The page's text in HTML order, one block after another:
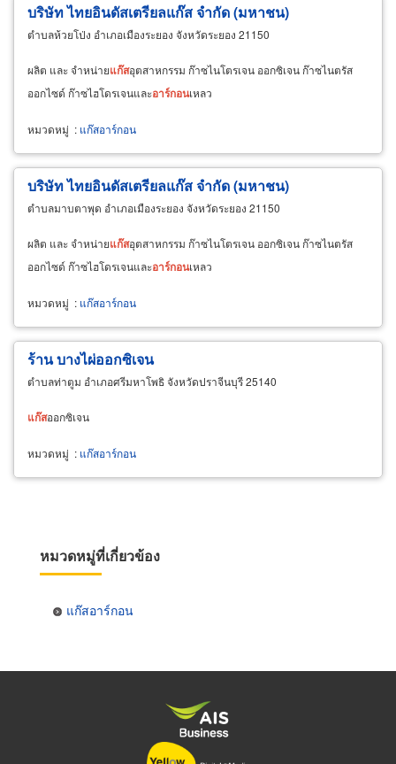
บริษัท ไทยอินดัสเตรียลแก๊ส จำกัด (มหาชน)
ตำบลห้วยโป่ง อำเภอเมืองระยอง จังหวัดระยอง 21150
ผลิต และ จำหน่ายแก๊สอุตสาหกรรม ก๊าซไนโตรเจน ออกซิเจน ก๊าซไนตรัส
ออกไซด์ ก๊าซไฮโดรเจนและอาร์กอนเหลว
หมวดหมู่ : แก๊สอาร์กอน
บริษัท ไทยอินดัสเตรียลแก๊ส จำกัด (มหาชน)
ตำบลมาบตาพุด อำเภอเมืองระยอง จังหวัดระยอง 21150
ผลิต และ จำหน่ายแก๊สอุตสาหกรรม ก๊าซไนโตรเจน ออกซิเจน ก๊าซไนตรัส
ออกไซด์ ก๊าซไฮโดรเจนและอาร์กอนเหลว
หมวดหมู่ : แก๊สอาร์กอน
ร้าน บางไผ่ออกซิเจน
ตำบลท่าตูม อำเภอศรีมหาโพธิ จังหวัดปราจีนบุรี 25140
แก๊สออกซิเจน
หมวดหมู่ : แก๊สอาร์กอน
หมวดหมู่ที่เกี่ยวข้อง
แก๊สอาร์กอน